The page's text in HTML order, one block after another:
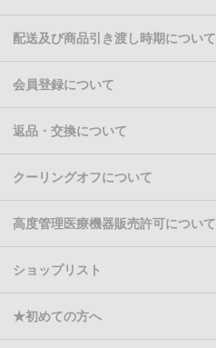
配送及び商品引き渡し時期について
会員登録について
返品・交換について
クーリングオフについて
高度管理医療機器販売許可について
ショップリスト
★初めての方へ